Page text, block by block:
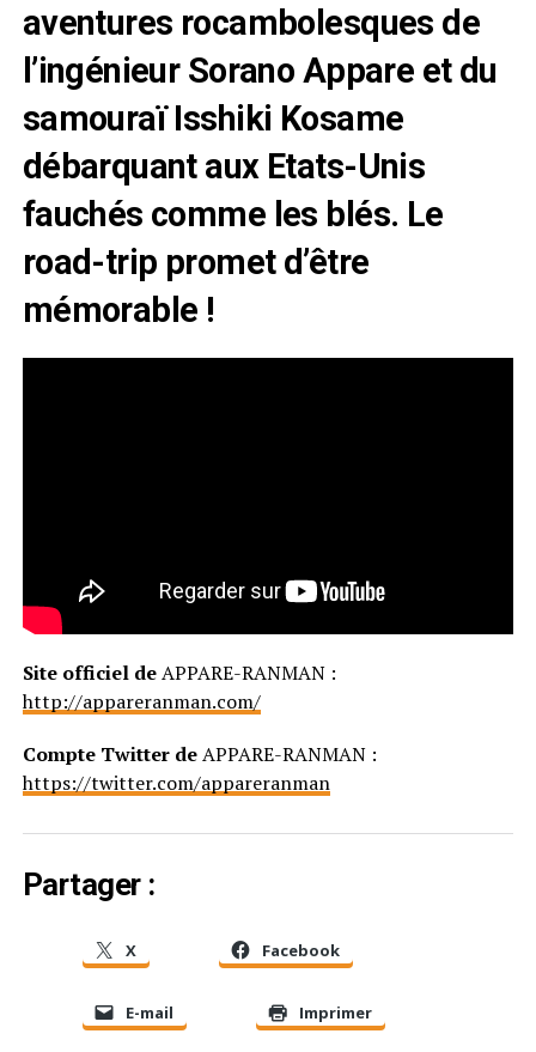
aventures rocambolesques de
l’ingénieur Sorano Appare et du
samouraï Isshiki Kosame
débarquant aux Etats-Unis
fauchés comme les blés. Le
road-trip promet d’être
mémorable !
Site officiel deAPPARE-RANMAN :
http://appareranman.com/
Compte Twitter deAPPARE-RANMAN :
https://twitter.com/appareranman
Partager :
X Facebook
E-mail Imprimer